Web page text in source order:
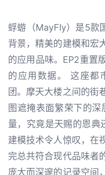
蜉蝣（MayFly）是5款
背景，精美的建模和宏
的应用品味。EP2重置
的应用数据。 这座都
团。摩天大楼之间的街
图遮掩表面繁荣下的
量，究竟是天赐的恩典
建模技术令人惊叹，在
完总共符合现代品味者
庞大而深邃的记录空间